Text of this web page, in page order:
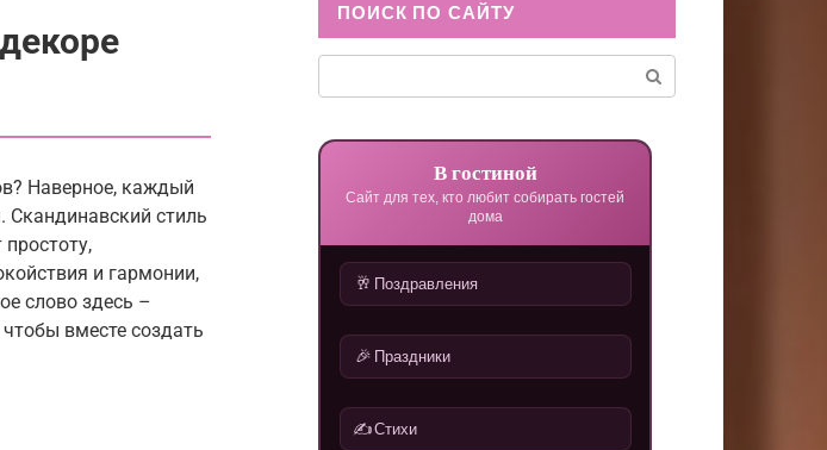
Наверное, каждый
стиль
и гармонии,
слово здесь –
вместе создать
ПОИСК ПО САЙТУ
В гостиной
Сайт для тех, кто любит собирать гостей
дома
🥂 Поздравления
🎉 Праздники
✍️Стихи